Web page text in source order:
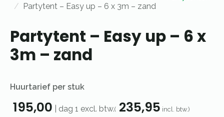
Partytent – Easy up – 6 x 3m – zand
Partytent – Easy up – 6 x
3m – zand
Huurtarief per stuk
195,00 dag 1 excl. btw.( 235,95 incl. btw.)